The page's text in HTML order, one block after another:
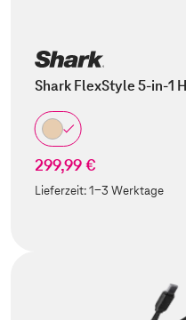
Shark FlexStyle 5-in-1
299,99 €
Lieferzeit:1-3 Werktage